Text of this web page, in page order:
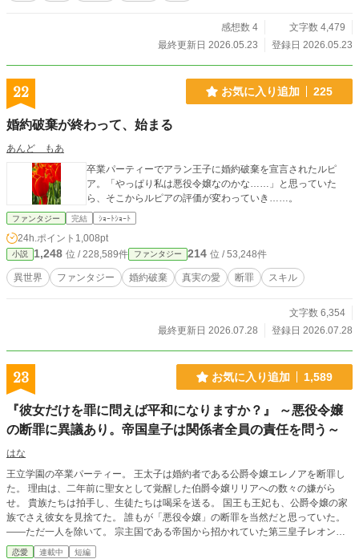
感想数 4
文字数 4,479
最終更新日 2026.05.23
登録日 2026.05.23
22 お気に入り追加 225
婚約破棄が終わって、始まる
あんど もあ
卒業パーティーでアラン王子に婚約破棄を宣言されたルピ
ア。「やっぱり私は悪役令嬢なのかな……」と思っていた
ら、そこからルピアの評価が変わっていき……。
ファンタジー 完結 ｼｮｰﾄｼｮｰﾄ
24h.ポイント 1,008pt
小説 1,248 位 / 228,589件 ファンタジー 214 位 / 53,248件
異世界 ファンタジー 婚約破棄 真実の愛 断罪 スキル
文字数 6,354
最終更新日 2026.07.28
登録日 2026.07.28
23 お気に入り追加 1,589
『彼女だけを罪に問えば平和になりますか？』 ～悪役令嬢
の断罪に異議あり。帝国皇子は関係者全員の責任を問う～
はな
王立学園の卒業パーティー。 王太子は婚約者である公爵令嬢エレノアを断罪し
た。 理由は、二年前に聖女として覚醒した伯爵令嬢リリアへの数々の嫌がら
せ。 貴族たちは拍手し、生徒たちは喝采を送る。 国王も王妃も、公爵令嬢の家
族でさえ彼女を見捨てた。 誰もが「悪役令嬢」の断罪を当然だと思っていた。
――ただ一人を除いて。 宗主国である帝国から招かれていた第三皇子レオンハ
ルト。 彼は静まり返った会場で問いかける。 「本当に彼女だけが罪人なのです
恋愛 連載中 短編